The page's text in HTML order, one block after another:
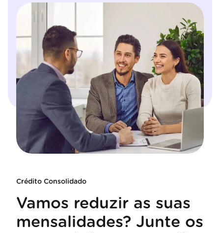
Crédito Consolidado
Vamos reduzir as suas
mensalidades? Junte os